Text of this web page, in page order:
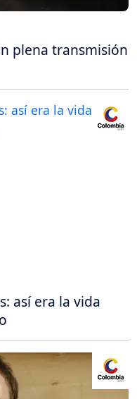
plena transmisión
así era la vida